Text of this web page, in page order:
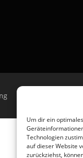
Um dir ein
Technologien
auf dieser Website
zurückziehst,